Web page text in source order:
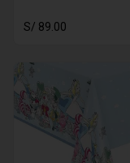
S/ 89.00